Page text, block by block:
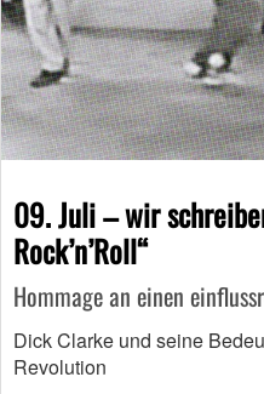
09. Juli – wir
Rock’n’Roll“
Hommage an einen
Dick Clarke und seine
Revolution